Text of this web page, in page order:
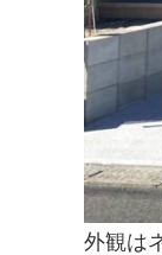
外観は